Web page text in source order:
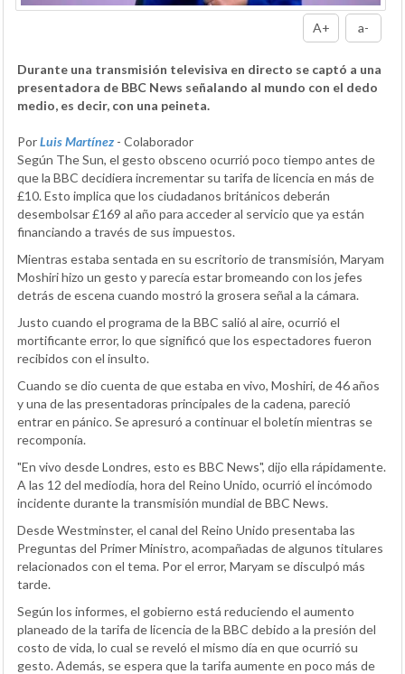
A+ a-
Durante una transmisión televisiva en directo se captó a una
presentadora de BBC News señalando al mundo con el dedo
medio, es decir, con una peineta.
PorLuis Martínez - Colaborador
Según The Sun, el gesto obsceno ocurrió poco tiempo antes de
que la BBC decidiera incrementar su tarifa de licencia en más de
£10. Esto implica que los ciudadanos británicos deberán
desembolsar £169 al año para acceder al servicio que ya están
financiando a través de sus impuestos.
Mientras estaba sentada en su escritorio de transmisión, Maryam
Moshiri hizo un gesto y parecía estar bromeando con los jefes
detrás de escena cuando mostró la grosera señal a la cámara.
Justo cuando el programa de la BBC salió al aire, ocurrió el
mortificante error, lo que significó que los espectadores fueron
recibidos con el insulto.
Cuando se dio cuenta de que estaba en vivo, Moshiri, de 46 años
y una de las presentadoras principales de la cadena, pareció
entrar en pánico. Se apresuró a continuar el boletín mientras se
recomponía.
"En vivo desde Londres, esto es BBC News", dijo ella rápidamente.
A las 12 del mediodía, hora del Reino Unido, ocurrió el incómodo
incidente durante la transmisión mundial de BBC News.
Desde Westminster, el canal del Reino Unido presentaba las
Preguntas del Primer Ministro, acompañadas de algunos titulares
relacionados con el tema. Por el error, Maryam se disculpó más
tarde.
Según los informes, el gobierno está reduciendo el aumento
planeado de la tarifa de licencia de la BBC debido a la presión del
costo de vida, lo cual se reveló el mismo día en que ocurrió su
gesto. Además, se espera que la tarifa aumente en poco más de